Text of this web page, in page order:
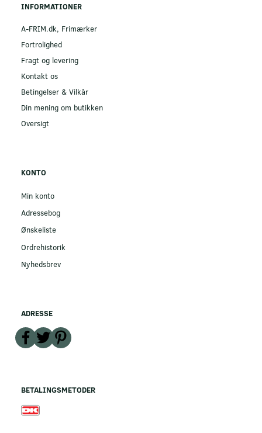
INFORMATIONER
A-FRIM.dk, Frimærker
Fortrolighed
Fragt og levering
Kontakt os
Betingelser & Vilkår
Din mening om butikken
Oversigt
KONTO
Min konto
Adressebog
Ønskeliste
Ordrehistorik
Nyhedsbrev
ADRESSE
BETALINGSMETODER